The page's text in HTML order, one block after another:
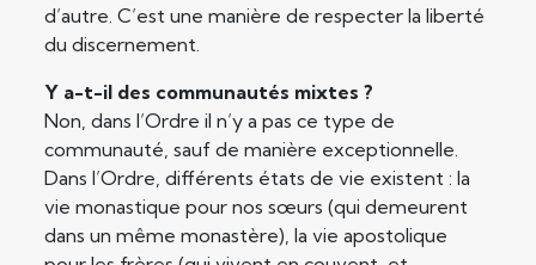
d’autre. C’est une manière de respecter la liberté
du discernement.
Y a-t-il des communautés mixtes ?
Non, dans l’Ordre il n’y a pas ce type de
communauté, sauf de manière exceptionnelle.
Dans l’Ordre, différents états de vie existent : la
vie monastique pour nos sœurs (qui demeurent
dans un même monastère), la vie apostolique